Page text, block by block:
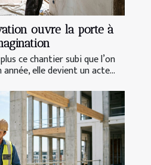
ouvre la porte à
ce chantier subi que l’on
année, elle devient un acte...